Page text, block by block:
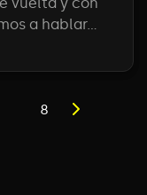
a hablar...
8